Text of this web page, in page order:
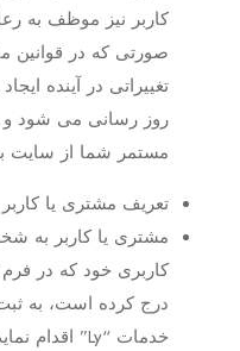
کاربر نیز موظف به
تغییراتی در آینده
روز رسانی می شود و
مستمر شما از سایت
تعریف مشتری یا کاربر
مشتری یا کاربر به
درج کرده است، به
خدمات “Ly” اقدام نماید.